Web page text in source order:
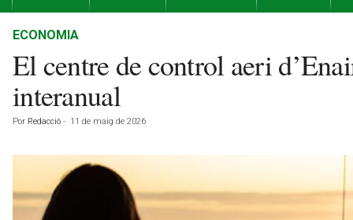
t
ECONOMIA
El centre de control aeri
interanual
Por Redacció - 11 de maig de 2026